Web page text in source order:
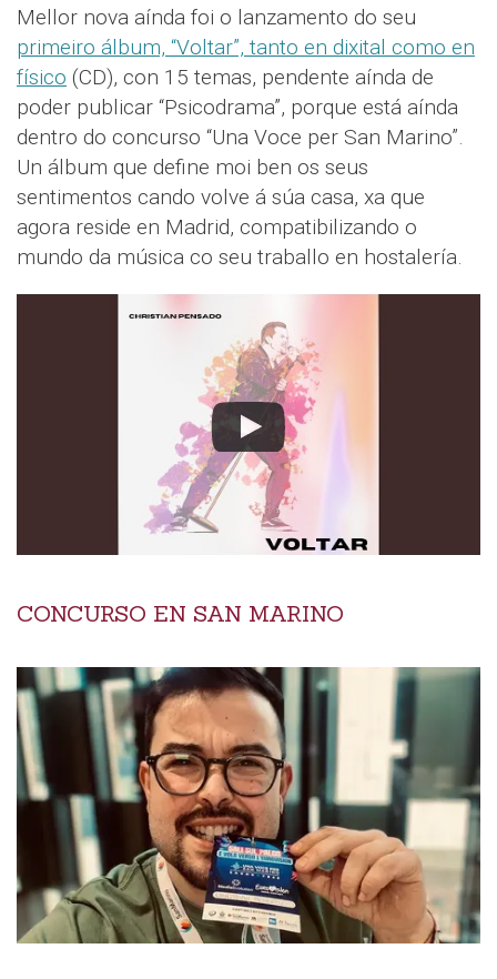
Mellor nova aínda foi o lanzamento do seu
primeiro álbum, “Voltar”, tanto en dixital como en
físico (CD), con 15 temas, pendente aínda de
poder publicar “Psicodrama”, porque está aínda
dentro do concurso “Una Voce per San Marino”.
Un álbum que define moi ben os seus
sentimentos cando volve á súa casa, xa que
agora reside en Madrid, compatibilizando o
mundo da música co seu traballo en hostalería.
CONCURSO EN SAN MARINO